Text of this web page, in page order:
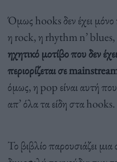
Όμως hooks δεν έχει
η rock, η rhythm n’ blues,
ηχητικό μοτίβο που δεν
περιορίζεται σε
όμως, η pop είναι αυτή
απ’ όλα τα είδη στα hooks.
Το βιβλίο παρουσιάζει